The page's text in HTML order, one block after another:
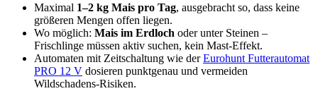
Maximal 1–2 kg Mais pro Tag, ausgebracht so, dass keine
größeren Mengen offen liegen.
Wo möglich: Mais im Erdloch oder unter Steinen –
Frischlinge müssen aktiv suchen, kein Mast-Effekt.
Automaten mit Zeitschaltung wie derEurohunt Futterautomat
PRO 12 V dosieren punktgenau und vermeiden
Wildschadens-Risiken.